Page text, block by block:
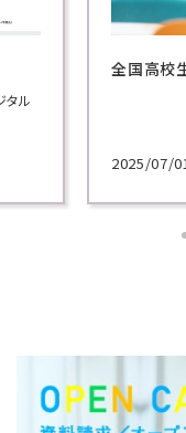
タル
全国高校
2025/07/